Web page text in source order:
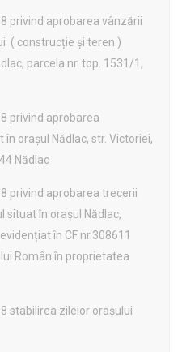
privind aprobarea vânzării
( construcție și teren )
parcela nr. top. 1531/1,
privind aprobarea
orașul Nădlac, str. Victoriei,
Nădlac
privind aprobarea trecerii
situat în orașul Nădlac,
în CF nr.308611
Român în proprietatea
stabilirea zilelor orașului